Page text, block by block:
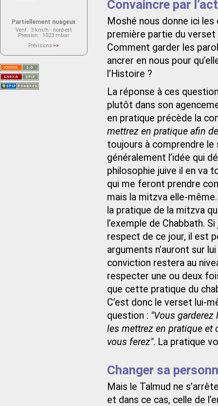
Convaincre par
Moshé nous donne ici
première partie du
Comment garder les
ancrer en nous pour
l’Histoire ?
La réponse à ces
plutôt dans son
en pratique précède la
mettrez en pratique afin
toujours à comprendre le
généralement l’idée qui
philosophie juive il en va
qui me feront prendre
mais la mitzva elle-
la pratique de la mitzva
l’exemple de Chabbath.
respect de ce jour, il est
arguments n’auront sur
conviction restera au
respecter une ou deux
que cette pratique du
C’est donc le verset lui-
question : "Vous
les mettrez en pratique et
vous ferez". La pratique
Changer sa
Mais le Talmud ne
et dans ce cas, celle de
Partiellement nuageux
Vent : 3 km/h - nord-est
Pression : 1023 mbar
Prévisions >>
actuellement aucune prévision
Saint-Nom.
Veuillez consulter le message du
service ci-dessous.
(401 - Invalid API key. Please see
https://openweathermap.org/faq#error401